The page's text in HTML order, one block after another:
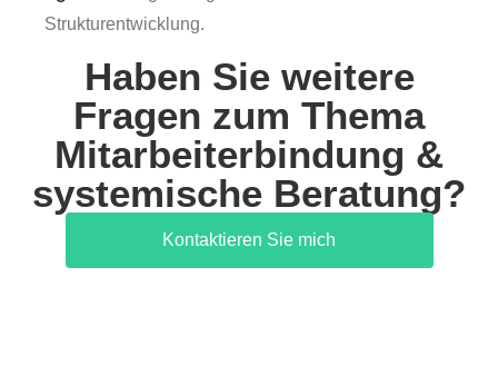
Strukturentwicklung.
Haben Sie weitere
Fragen zum Thema
Mitarbeiterbindung &
systemische Beratung?
Kontaktieren Sie mich